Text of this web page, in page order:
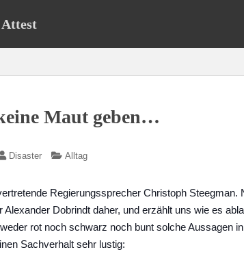
Maut geben…
Disaster Alltag
Regierungssprecher Christoph Steegman.
Alexander Dobrindt daher, und erzählt uns wie es
rot noch schwarz noch bunt solche Aussagen
Sachverhalt sehr lustig: